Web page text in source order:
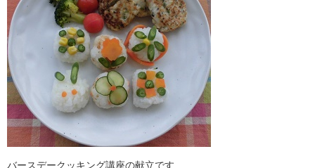
バースデークッキング講座の献立です